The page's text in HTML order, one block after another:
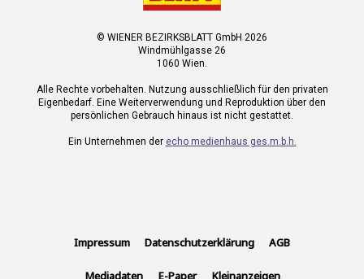
© WIENER BEZIRKSBLATT GmbH 2026
Windmühlgasse 26
1060 Wien.
Alle Rechte vorbehalten. Nutzung ausschließlich für den privaten
Eigenbedarf. Eine Weiterverwendung und Reproduktion über den
persönlichen Gebrauch hinaus ist nicht gestattet.
Ein Unternehmen der echo medienhaus ges.m.b.h.
Impressum Datenschutzerklärung AGB